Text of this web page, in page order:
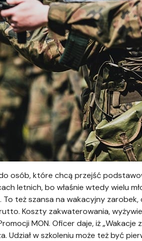
osób, które chcą przejść
letnich, bo właśnie wtedy wielu
też szansa na wakacyjny
Koszty zakwaterowania,
MON. Oficer daje, iż
Udział w szkoleniu może też być